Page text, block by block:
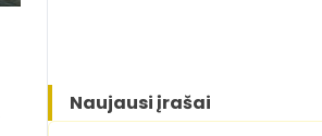
Naujausi įrašai